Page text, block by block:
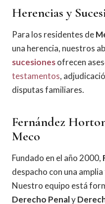
Herencias y
Para los residentes de
una herencia, nuestros
sucesionesofrecen
testamentos,
disputas familiares.
Fernández
Meco
Fundado en el año 2000,
despacho con una
Nuestro equipo está
Derecho Penaly